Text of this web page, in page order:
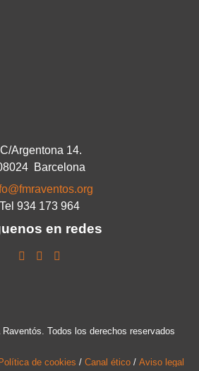
C/Argentona 14.
Barcelona
Tel 934 173 964
en redes
Todos los derechos reservados
de cookies / Canal ético/ Aviso legal